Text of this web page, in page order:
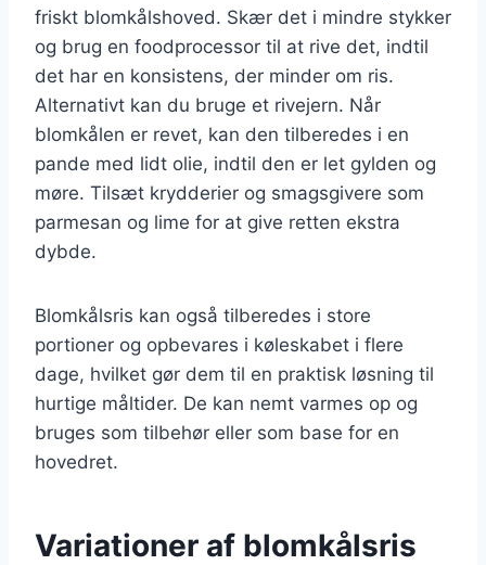
friskt blomkålshoved. Skær det i mindre stykker
og brug en foodprocessor til at rive det, indtil
det har en konsistens, der minder om ris.
Alternativt kan du bruge et rivejern. Når
blomkålen er revet, kan den tilberedes i en
pande med lidt olie, indtil den er let gylden og
møre. Tilsæt krydderier og smagsgivere som
parmesan og lime for at give retten ekstra
dybde.
Blomkålsris kan også tilberedes i store
portioner og opbevares i køleskabet i flere
dage, hvilket gør dem til en praktisk løsning til
hurtige måltider. De kan nemt varmes op og
bruges som tilbehør eller som base for en
hovedret.
Variationer af blomkålsris